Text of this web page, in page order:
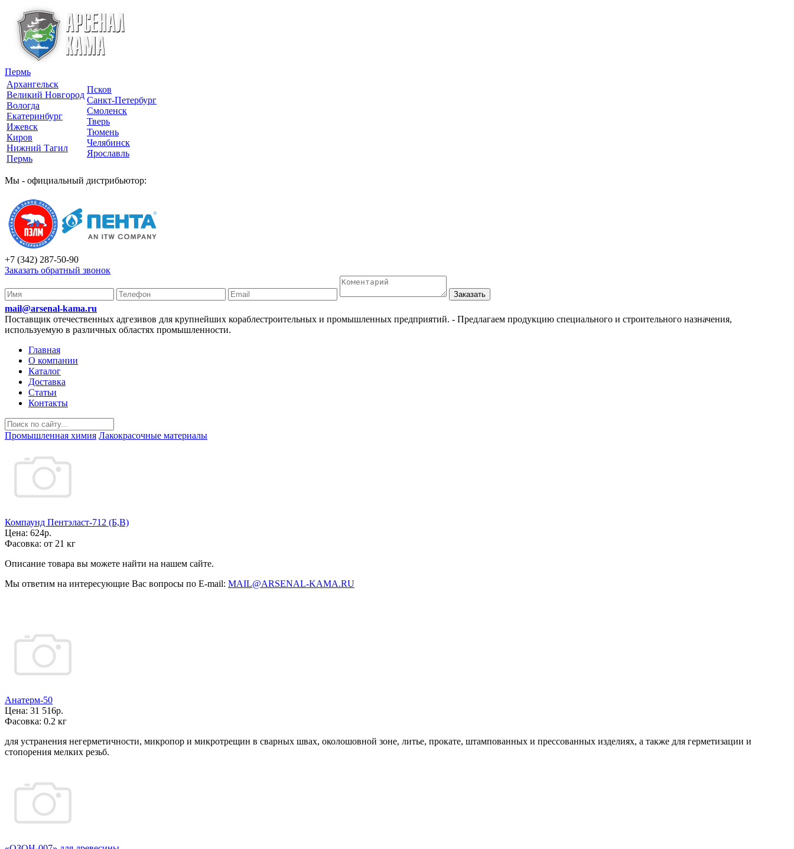
Пермь
Архангельск
Великий Новгород
Вологда
Екатеринбург
Ижевск
Киров
Нижний Тагил
Пермь
Псков
Санкт-Петербург
Смоленск
Тверь
Тюмень
Челябинск
Ярославль
Мы - официальный дистрибьютор:
+7 (342) 287-50-90
Заказать обратный звонок
Заказать
mail@arsenal-kama.ru
Поставщик отечественных адгезивов для крупнейших кораблестроительных и промышленных предприятий. - Предлагаем продукцию специального и строительного назначения,
используемую в различных областях промышленности.
Главная
О компании
Каталог
Доставка
Статьи
Контакты
Промышленная химия Лакокрасочные материалы
Компаунд Пентэласт-712 (Б,В)
Цена: 624р.
Фасовка: от 21 кг
Описание товара вы можете найти на нашем сайте.
Мы ответим на интересующие Вас вопросы по E-mail: MAIL@ARSENAL-KAMA.RU
Анатерм-50
Цена: 31 516р.
Фасовка: 0.2 кг
для устранения негерметичности, микропор и микротрещин в сварных швах, околошовной зоне, литье, прокате, штампованных и прессованных изделиях, а также для герметизации и
стопорения мелких резьб.